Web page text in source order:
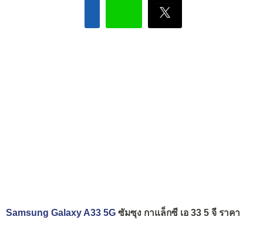
Samsung Galaxy A33 5G ซัมซุง กาแล็กซี เอ 33 5 จี ราคา